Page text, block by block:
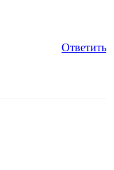
Ответить